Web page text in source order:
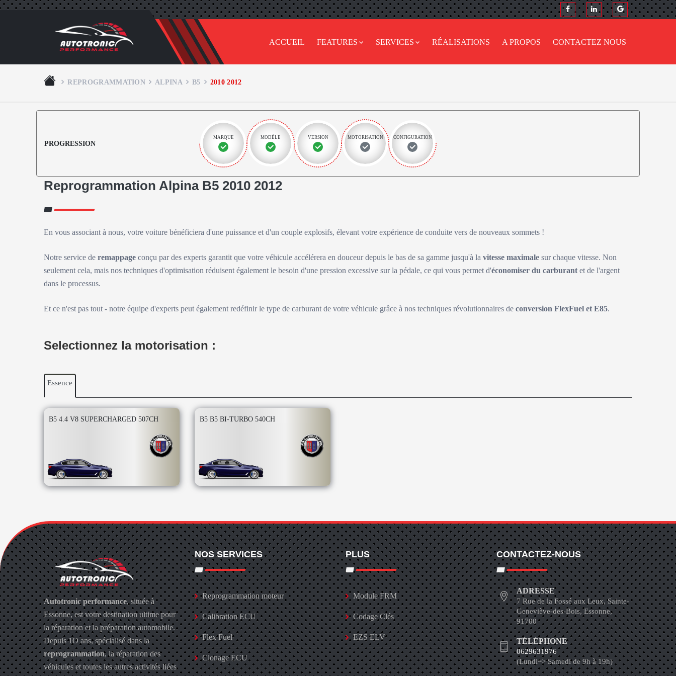
ACCUEIL FEATURES SERVICES RÉALISATIONS A PROPOS CONTACTEZ NOUS
REPROGRAMMATION ALPINA B5 2010 2012
PROGRESSION
MARQUE MODÈLE VERSION MOTORISATION CONFIGURATION
Reprogrammation Alpina B5 2010 2012
En vous associant à nous, votre voiture bénéficiera d'une puissance et d'un couple explosifs, élevant votre expérience de conduite vers de nouveaux sommets !
Notre service de remappage conçu par des experts garantit que votre véhicule accélérera en douceur depuis le bas de sa gamme jusqu'à la vitesse maximale sur chaque vitesse. Non
seulement cela, mais nos techniques d'optimisation réduisent également le besoin d'une pression excessive sur la pédale, ce qui vous permet d'économiser du carburant et de l'argent
dans le processus.
Et ce n'est pas tout - notre équipe d'experts peut également redéfinir le type de carburant de votre véhicule grâce à nos techniques révolutionnaires de conversion FlexFuel et E85.
Selectionnez la motorisation :
Essence
B5 4.4 V8 SUPERCHARGED 507CH B5 B5 BI-TURBO 540CH
Autotronic performance, située à
Essonne, est votre destination ultime pour
la réparation et la préparation automobile.
Depuis 1O ans, spécialisé dans la
reprogrammation, la réparation des
véhicules et toutes les autres activités liées
NOS SERVICES
Reprogrammation moteur
Calibration ECU
Flex Fuel
Clonage ECU
PLUS
Module FRM
Codage Clés
EZS ELV
CONTACTEZ-NOUS
ADRESSE
7 Rue de la Fossé aux Leux, Sainte-
Geneviève-des-Bois, Essonne,
91700
TÉLÉPHONE
0629631976
(Lundi=> Samedi de 9h à 19h)